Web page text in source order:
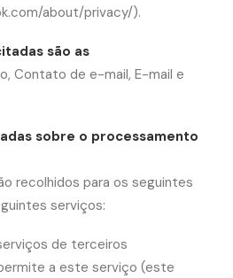
about/privacy/).
são as
Contato de e-mail, E-mail e
sobre o processamento
recolhidos para os seguintes
serviços:
de terceiros
a este serviço (este